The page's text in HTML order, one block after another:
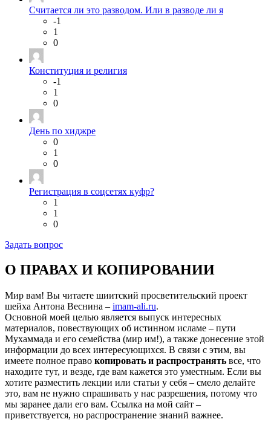
Считается ли это разводом. Или в разводе ли я
-1
1
0
Конституция и религия
-1
1
0
День по хиджре
0
1
0
Регистрация в соцсетях куфр?
1
1
0
Задать вопрос
О ПРАВАХ И КОПИРОВАНИИ
Мир вам! Вы читаете шиитский просветительский проект
шейха Антона Веснина – imam-ali.ru.
Основной моей целью является выпуск интересных
материалов, повествующих об истинном исламе – пути
Мухаммада и его семейства (мир им!), а также донесение этой
информации до всех интересующихся. В связи с этим, вы
имеете полное право копировать и распространять все, что
находите тут, и везде, где вам кажется это уместным. Если вы
хотите разместить лекции или статьи у себя – смело делайте
это, вам не нужно спрашивать у нас разрешения, потому что
мы заранее дали его вам. Ссылка на мой сайт –
приветствуется, но распространение знаний важнее.